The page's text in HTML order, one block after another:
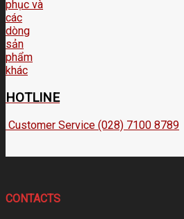
HOTLINE
Customer Service (028) 7100 8789
CONTACTS